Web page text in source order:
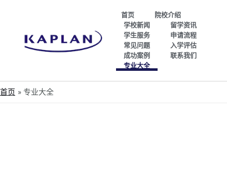
首页
院校介绍
学校新闻
留学资讯
学生服务
申请流程
常见问题
入学评估
成功案例
联系我们
专业大全
首页 专业大全